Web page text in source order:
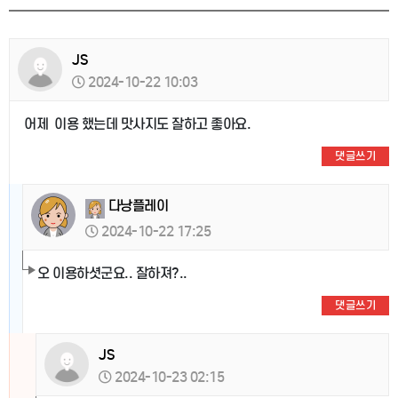
JS
2024-10-22 10:03
어제 이용 했는데 맛사지도 잘하고 좋아요.
댓글쓰기
다낭플레이
2024-10-22 17:25
오 이용하셧군요.. 잘하져?..
댓글쓰기
JS
2024-10-23 02:15